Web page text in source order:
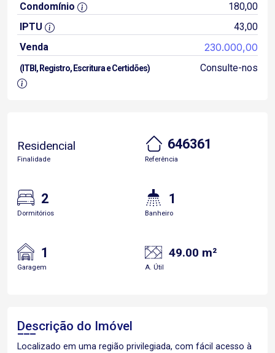
Condomínio
180,00
IPTU
43,00
Venda
230.000,00
(ITBI, Registro, Escritura e Certidões) Consulte-nos
Residencial
Finalidade
646361
Referência
2
Dormitórios
1
Banheiro
1
Garagem
49.00 m²
A. Útil
Descrição do Imóvel
Localizado em uma região privilegiada, com fácil acesso à